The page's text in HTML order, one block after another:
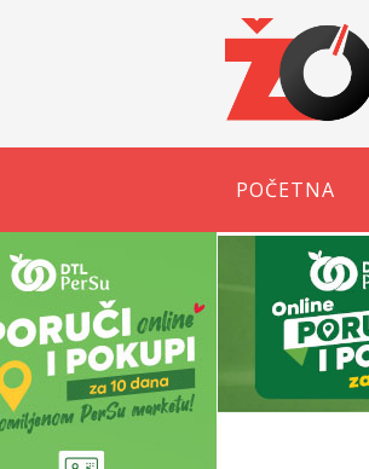
POČETNA